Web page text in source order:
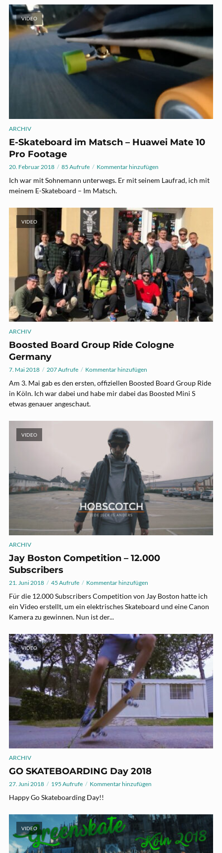
VIDEO
ARCHIV
E-Skateboard im Matsch – Huawei Mate 10
Pro Footage
20. Februar 2018 85 Aufrufe Kommentar hinzufügen
Ich war mit Sohnemann unterwegs. Er mit seinem Laufrad, ich mit
meinem E-Skateboard – Im Matsch.
VIDEO
ARCHIV
Boosted Board Group Ride Cologne
Germany
7. Mai 2018 207 Aufrufe Kommentar hinzufügen
Am 3. Mai gab es den ersten, offiziellen Boosted Board Group Ride
in Köln. Ich war dabei und habe mir dabei das Boosted Mini S
etwas genauer angeschaut.
VIDEO
ARCHIV
Jay Boston Competition – 12.000
Subscribers
21. Juni 2018 45 Aufrufe Kommentar hinzufügen
Für die 12.000 Subscribers Competition von Jay Boston hatte ich
ein Video erstellt, um ein elektrisches Skateboard und eine Canon
Kamera zu gewinnen. Nun ist der...
VIDEO
ARCHIV
GO SKATEBOARDING Day 2018
27. Juni 2018 195 Aufrufe Kommentar hinzufügen
Happy Go Skateboarding Day!!
VIDEO